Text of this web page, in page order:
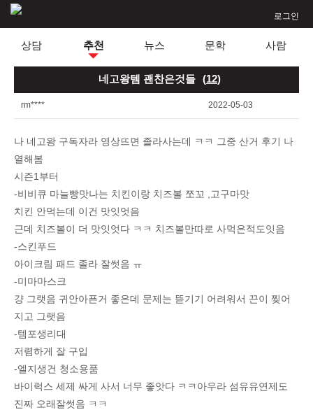
로그인
상담 추천 뉴스 문학 사람
네고왕템 괜찬은것들 (12)
rm**** 2022-05-03
나 네고왕 구독자라 영상뜨면 졸라사는데 ㅋㅋ 그중 산거 후기 나
열해봄
시즌1부터
-비비큐 마늘빵맛나는 치킨이랑 치즈볼 쪼꼬 ,고구마맛
치킨 안먹는데 이건 맛잇엇음
근데 치즈볼이 더 맛잇엇다 ㅋㅋ 치즈볼만따로 사먹은적도잇음
-스킨푸드
아이크림 패드 졸라 잘썻음 ㅠ
-미마마스크
걍 그랫음 귀안아픈거 좋은데 문제는 뜯기기 어려워서 끈이 찢어
지고 그랫음
-템포생리대
저렴하게 잘 구입
-엘지생건 청소용품
바이럭스 세제 싸게 사서 너무 좋앗다 ㅋㅋ아우라 섬유유연제도
진짜 오래잘썻음 ㅋㅋ